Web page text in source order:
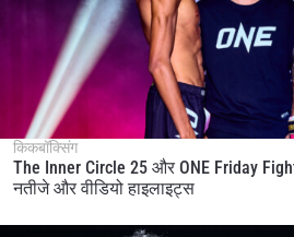
किकबॉक्सिंग
The Inner Circle 25 और ONE Friday
नतीजे और वीडियो हाइलाइट्स